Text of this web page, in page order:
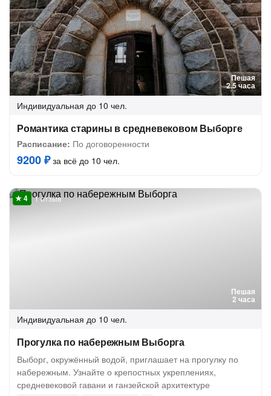
Пешая
2.5 часа
Индивидуальная до 10 чел.
Романтика старины в средневековом Выборге
Расписание: По договоренности
9200 ₽за всё до 10 чел.
Пешая
2 часа
1 отзыв
Индивидуальная до 10 чел.
Прогулка по набережным Выборга
Выборг, окружённый водой, приглашает на прогулку по
набережным. Узнайте о крепостных укреплениях,
средневековой гавани и ганзейской архитектуре